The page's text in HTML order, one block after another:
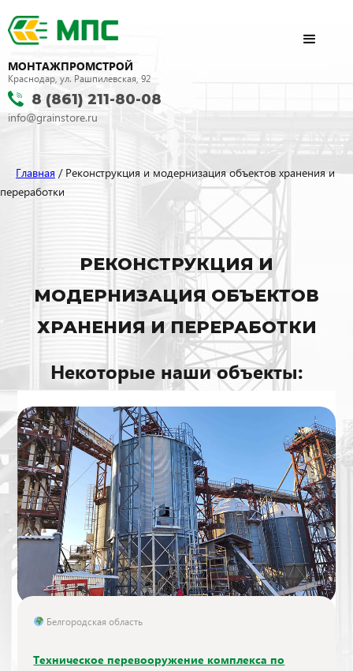
МОНТАЖПРОМСТРОЙ
Краснодар, ул. Рашпилевская, 92
8 (861) 211-80-08
info@grainstore.ru
Главная / Реконструкция и модернизация объектов хранения и
переработки
РЕКОНСТРУКЦИЯ И
МОДЕРНИЗАЦИЯ ОБЪЕКТОВ
ХРАНЕНИЯ И ПЕРЕРАБОТКИ
Некоторые наши объекты:
Белгородская область
Техническое перевооружение комплекса по